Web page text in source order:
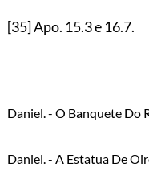
[35]Apo. 15.3e 16.7.
Daniel. - O Banquete Do
Daniel. - A Estatua De